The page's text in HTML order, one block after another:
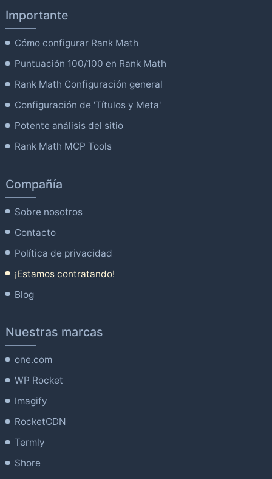
Importante
Cómo configurar Rank Math
Puntuación 100/100 en Rank Math
Rank Math Configuración general
Configuración de 'Títulos y Meta'
Potente análisis del sitio
Rank Math MCP Tools
Compañía
Sobre nosotros
Contacto
Política de privacidad
¡Estamos contratando!
Blog
Nuestras marcas
one.com
WP Rocket
Imagify
RocketCDN
Termly
Shore